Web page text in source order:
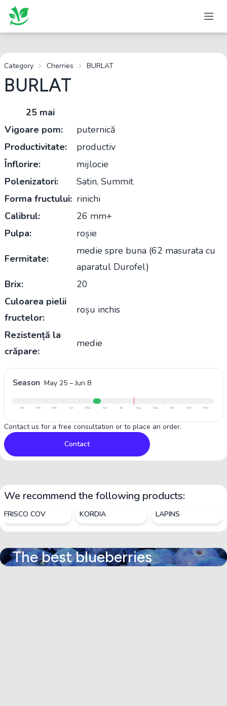
Category Cherries BURLAT
BURLAT
25 mai
Vigoare pom:
puternică
Productivitate:
productiv
Înflorire:
mijlocie
Polenizatori:
Satin, Summit
Forma fructului: rinichi
Calibrul:
26 mm+
Pulpa:
roșie
Fermitate:
medie spre buna (62 masurata cu
aparatul Durofel)
Brix:
20
Culoarea pielii
fructelor:
roșu inchis
Rezistență la
crăpare:
medie
Season May 25 –Jun 8
Jan Feb Mar Apr May Jun Jul Aug Sep Oct Nov Dec
Contact us for a free consultation or to place an order.
Contact
We recommend the following products:
FRISCO COV KORDIA LAPINS
The best blueberries